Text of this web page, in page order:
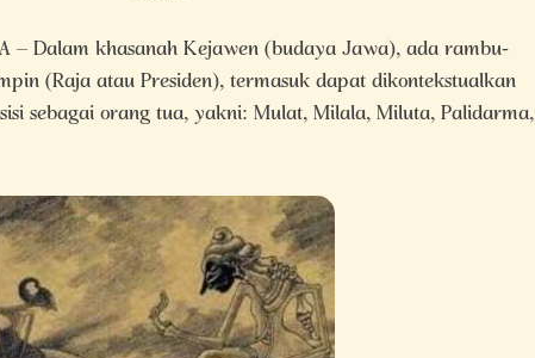
– Dalam khasanah Kejawen (budaya Jawa), ada rambu-
(Raja atau Presiden), termasuk dapat dikontekstualkan
sebagai orang tua, yakni: Mulat, Milala, Miluta, Palidarma,